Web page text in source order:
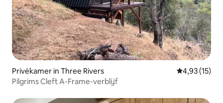
Privékamer in Three Rivers Gemiddelde
4,93 (15)
Pilgrims Cleft A-Frame-verblijf